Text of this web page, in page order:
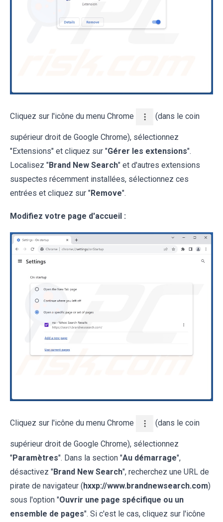
Cliquez sur l'icône du menu Chrome (dans le coin
supérieur droit de Google Chrome), sélectionnez
"Extensions" et cliquez sur "Gérer les extensions".
Localisez "Brand New Search" et d'autres extensions
suspectes récemment installées, sélectionnez ces
entrées et cliquez sur "Remove".
Modifiez votre page d'accueil :
Cliquez sur l'icône du menu Chrome (dans le coin
supérieur droit de Google Chrome), sélectionnez
"Paramètres". Dans la section "Au démarrage",
désactivez "Brand New Search", recherchez une URL de
pirate de navigateur (hxxp://www.brandnewsearch.com)
sous l'option "Ouvrir une page spécifique ou un
ensemble de pages". Si c'est le cas, cliquez sur l'icône